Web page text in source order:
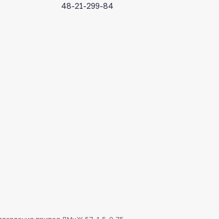
48-21-299-84